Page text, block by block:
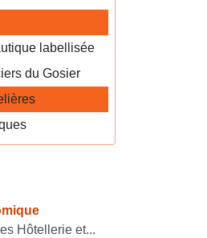
labellisée
du Gosier
Hôtellerie et...